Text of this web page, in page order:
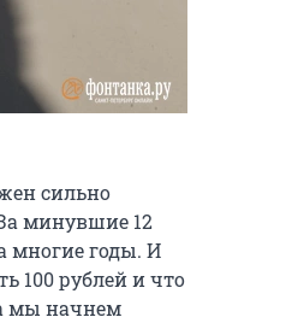
сильно
минувшие 12
многие годы. И
100 рублей и что
мы начнем